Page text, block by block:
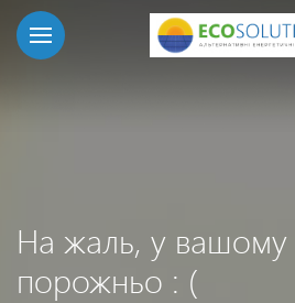
На жаль, у
порожньо : (